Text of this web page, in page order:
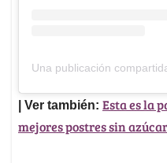
Una publicación
| Ver también: Esta es la
mejores postres sin